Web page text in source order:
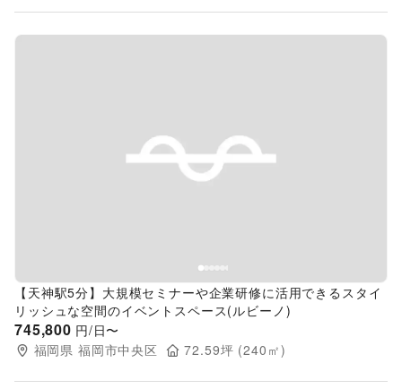
Previous slide
【天神駅5分】大規模セミナーや企業研修に活用できるスタイ
リッシュな空間のイベントスペース(ルビーノ)
745,800 円/日〜
福岡県 福岡市中央区 72.59坪 (240 ㎡)